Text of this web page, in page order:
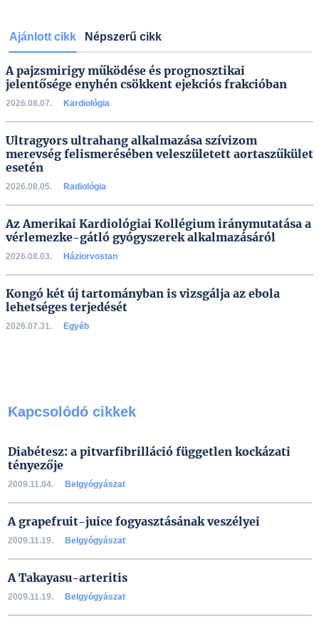
Ajánlott cikk Népszerű cikk
A pajzsmirigy működése és prognosztikai
jelentősége enyhén csökkent ejekciós frakcióban
2026.08.07. Kardiológia
Ultragyors ultrahang alkalmazása szívizom
merevség felismerésében veleszületett aortaszűkület
esetén
2026.08.05. Radiológia
Az Amerikai Kardiológiai Kollégium iránymutatása a
vérlemezke-gátló gyógyszerek alkalmazásáról
2026.08.03. Háziorvostan
Kongó két új tartományban is vizsgálja az ebola
lehetséges terjedését
2026.07.31. Egyéb
Kapcsolódó cikkek
Diabétesz: a pitvarfibrilláció független kockázati
tényezője
2009.11.04. Belgyógyászat
A grapefruit-juice fogyasztásának veszélyei
2009.11.19. Belgyógyászat
A Takayasu-arteritis
2009.11.19. Belgyógyászat